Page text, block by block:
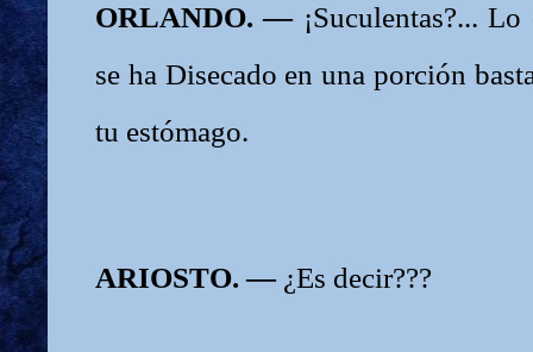
ORLANDO. — ¡Suculentas?...
se ha Disecado en una porción
tu estómago.
ARIOSTO. — ¿Es decir???